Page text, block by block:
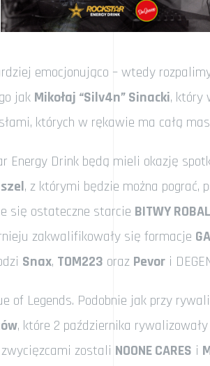
emocjonująco – wtedy
jak Mikołaj “Silv4n” Sinacki, który
których w rękawie ma całą
Energy Drink będą mieli okazję
, z którymi będzie można pograć,
się ostateczne starcie BITWY
zakwalifikowały się formacje
Snax, TOM223 oraz Pevor i
of Legends. Podobnie jak przy
, które 2 października
zostali NOONE CARES i